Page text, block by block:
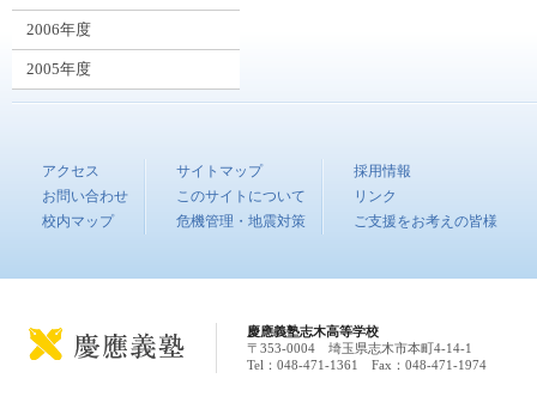
2006年度
2005年度
アクセス
お問い合わせ
校内マップ
サイトマップ
このサイトについて
危機管理・地震対策
採用情報
リンク
ご支援をお考えの皆様
慶應義塾志木高等学校
〒353-0004 埼玉県志木市本町4-14-1
Tel：048-471-1361 Fax：048-471-1974